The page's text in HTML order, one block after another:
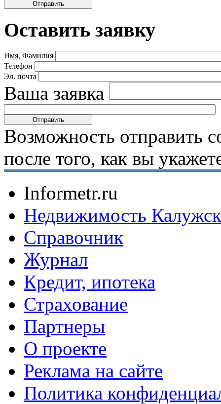
Оставить заявку
Имя, Фамилия
Телефон
Эл. почта
Ваша заявка
Возможность отправить
после того, как вы
Informetr.ru
Недвижимость
Справочник
Журнал
Кредит, ипотека
Страхование
Партнеры
O проекте
Реклама на сайте
Политика